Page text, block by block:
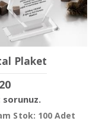
Plaket
sorunuz.
Stok: 100 Adet